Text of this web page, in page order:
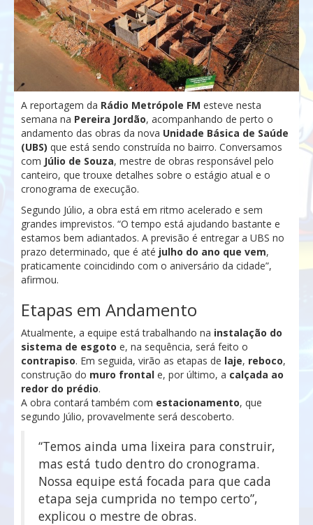
A reportagem da Rádio Metrópole FM esteve nesta
semana na Pereira Jordão, acompanhando de perto o
andamento das obras da nova Unidade Básica de Saúde
(UBS) que está sendo construída no bairro. Conversamos
com Júlio de Souza, mestre de obras responsável pelo
canteiro, que trouxe detalhes sobre o estágio atual e o
cronograma de execução.
Segundo Júlio, a obra está em ritmo acelerado e sem
grandes imprevistos. “O tempo está ajudando bastante e
estamos bem adiantados. A previsão é entregar a UBS no
prazo determinado, que é até julho do ano que vem,
praticamente coincidindo com o aniversário da cidade”,
afirmou.
Etapas em Andamento
Atualmente, a equipe está trabalhando na instalação do
sistema de esgoto e, na sequência, será feito o
contrapiso. Em seguida, virão as etapas de laje, reboco,
construção do muro frontal e, por último, a calçada ao
redor do prédio.
A obra contará também com estacionamento, que
segundo Júlio, provavelmente será descoberto.
“Temos ainda uma lixeira para construir,
mas está tudo dentro do cronograma.
Nossa equipe está focada para que cada
etapa seja cumprida no tempo certo”,
explicou o mestre de obras.